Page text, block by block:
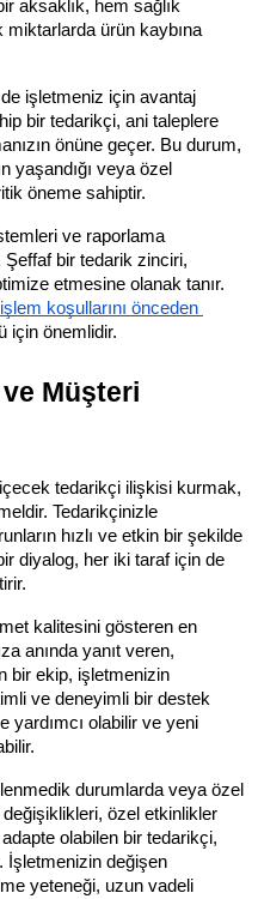
aksaklık, hem sağlık
ürün kaybına
işletmeniz için avantaj
bir tedarikçi, ani taleplere
önüne geçer. Bu durum,
yaşandığı veya özel
öneme sahiptir.
ve raporlama
bir tedarik zinciri,
etmesine olanak tanır.
işlem koşullarını önceden
için önemlidir.
Müşteri
tedarikçi ilişkisi kurmak,
Tedarikçinizle
hızlı ve etkin bir şekilde
diyalog, her iki taraf için de
kalitesini gösteren en
anında yanıt veren,
bir ekip, işletmenizin
ve deneyimli bir destek
yardımcı olabilir ve yeni
durumlarda veya özel
özel etkinlikler
adapte olabilen bir tedarikçi,
İşletmenizin değişen
yeteneği, uzun vadeli